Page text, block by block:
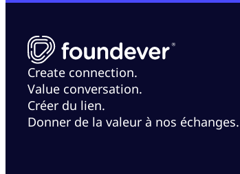
Create connection.
Value conversation.
Créer du lien.
Donner de la valeur à nos échanges.